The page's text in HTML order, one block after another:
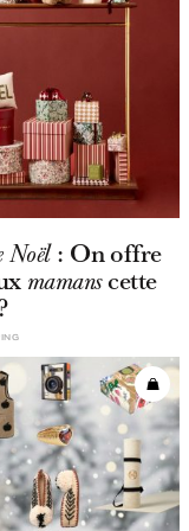
Noël: On offre
mamanscette